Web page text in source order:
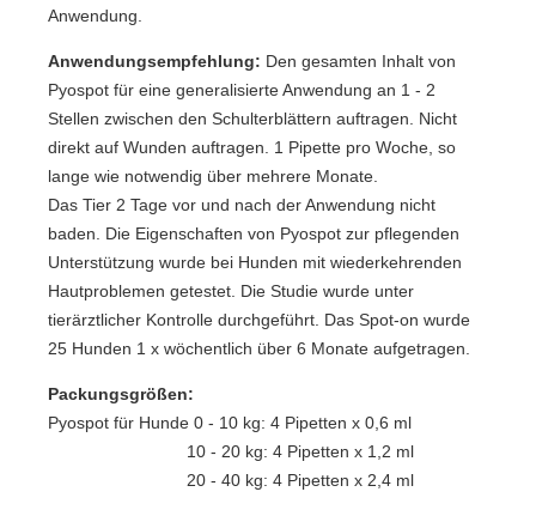
Anwendung.
Anwendungsempfehlung: Den gesamten Inhalt von
Pyospot für eine generalisierte Anwendung an 1 - 2
Stellen zwischen den Schulterblättern auftragen. Nicht
direkt auf Wunden auftragen. 1 Pipette pro Woche, so
lange wie notwendig über mehrere Monate.
Das Tier 2 Tage vor und nach der Anwendung nicht
baden.
Die Eigenschaften von Pyospot zur pflegenden
Unterstützung wurde bei Hunden mit wiederkehrenden
Hautproblemen getestet. Die Studie wurde unter
tierärztlicher Kontrolle durchgeführt. Das Spot-on wurde
25 Hunden 1 x wöchentlich über 6 Monate aufgetragen.
Packungsgrößen:
Pyospot für Hunde 0 - 10 kg: 4 Pipetten x 0,6 ml
10 - 20 kg: 4 Pipetten x 1,2 ml
20 - 40 kg: 4 Pipetten x 2,4 ml